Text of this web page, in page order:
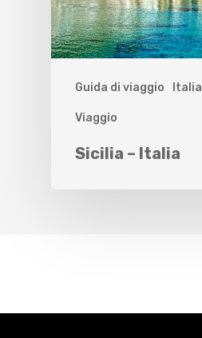
Guida di viaggio Italia
Viaggio
Sicilia – Italia